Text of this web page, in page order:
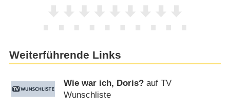
Weiterführende Links
Wie war ich, Doris? auf TV
Wunschliste